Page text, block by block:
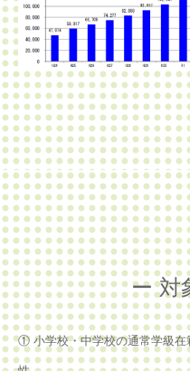
ー 対
① 小学校・中学校の通常学級在